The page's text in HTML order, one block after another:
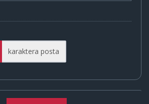
karaktera posta